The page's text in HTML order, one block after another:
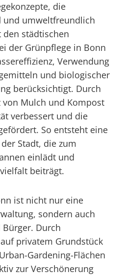
die
und umweltfreundlich
städtischen
der Grünpflege in Bonn
Verwendung
und biologischer
berücksichtigt. Durch
von Mulch und Kompost
verbessert und die
So entsteht eine
Stadt, die zum
einlädt und
beiträgt.
ist nicht nur eine
sondern auch
Durch
privatem Grundstück
Gardening-Flächen
zur Verschönerung